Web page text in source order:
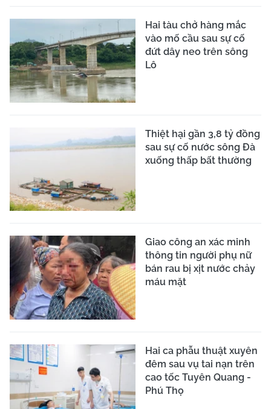
Hai tàu chở hàng mắc
vào mố cầu sau sự cố
đứt dây neo trên sông
Lô
Thiệt hại gần 3,8 tỷ đồng
sau sự cố nước sông Đà
xuống thấp bất thường
Giao công an xác minh
thông tin người phụ nữ
bán rau bị xịt nước chảy
máu mặt
Hai ca phẫu thuật xuyên
đêm sau vụ tai nạn trên
cao tốc Tuyên Quang -
Phú Thọ